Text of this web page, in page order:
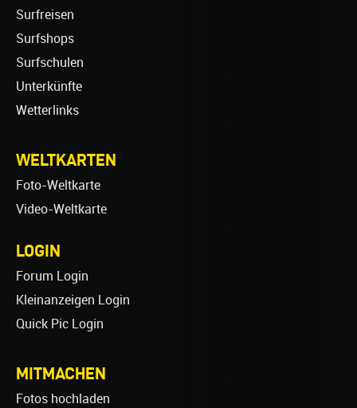
Surfreisen
Surfshops
Surfschulen
Unterkünfte
Wetterlinks
WELTKARTEN
Foto-Weltkarte
Video-Weltkarte
LOGIN
Forum Login
Kleinanzeigen Login
Quick Pic Login
MITMACHEN
Fotos hochladen